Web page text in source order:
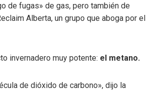
de fugas» de gas, pero también de
Alberta, un grupo que aboga por el
invernadero muy potente: el metano.
de dióxido de carbono», dijo la